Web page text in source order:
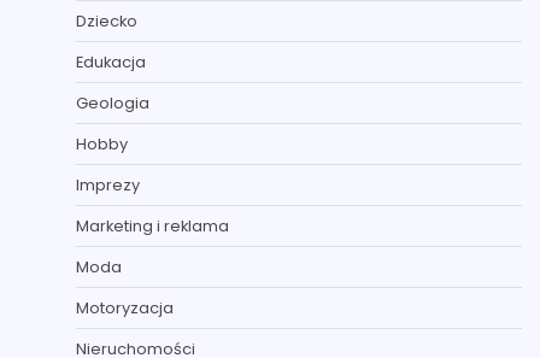
Dziecko
Edukacja
Geologia
Hobby
Imprezy
Marketing i reklama
Moda
Motoryzacja
Nieruchomości